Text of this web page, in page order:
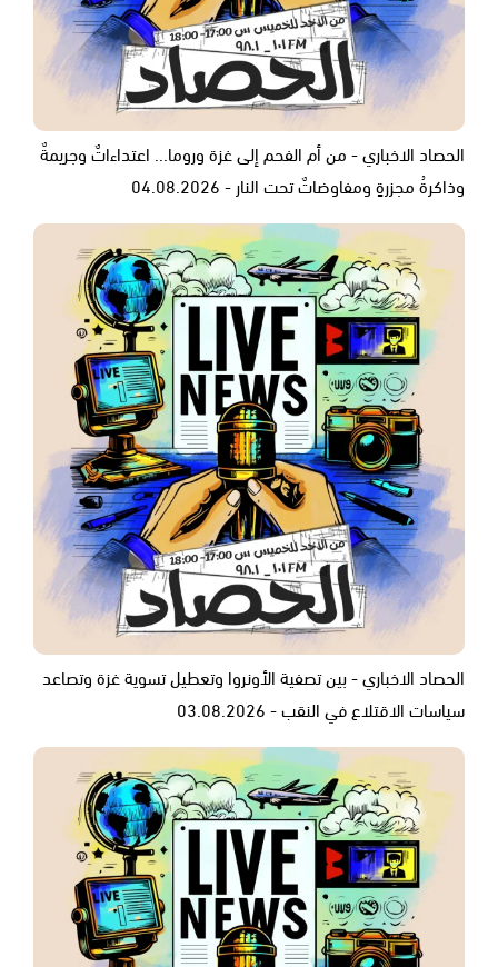
الحصاد الاخباري - من أم الفحم إلى غزة وروما... اعتداءاتٌ وجريمةٌ
وذاكرةُ مجزرةٍ ومفاوضاتٌ تحت النار - 04.08.2026
الحصاد الاخباري - بين تصفية الأونروا وتعطيل تسوية غزة وتصاعد
سياسات الاقتلاع في النقب - 03.08.2026